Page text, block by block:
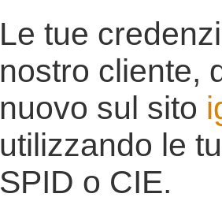
Le tue
nostro cliente,
nuovo sul sito
utilizzando le
SPID o CIE.